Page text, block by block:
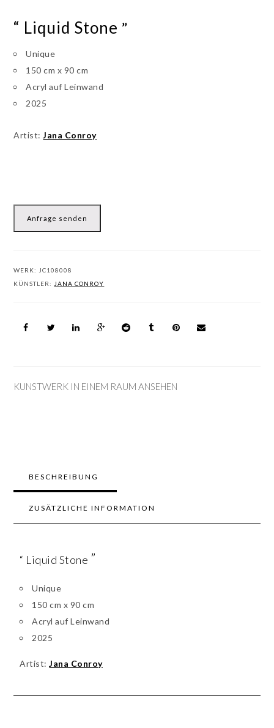
“ Liquid Stone ”
Unique
150 cm x 90 cm
Acryl auf Leinwand
2025
Artist:Jana Conroy
Anfrage senden
WERK: JC108008
KÜNSTLER: JANA CONROY
KUNSTWERK IN EINEM RAUM ANSEHEN
BESCHREIBUNG
ZUSÄTZLICHE INFORMATION
“ Liquid Stone ”
Unique
150 cm x 90 cm
Acryl auf Leinwand
2025
Artist:Jana Conroy